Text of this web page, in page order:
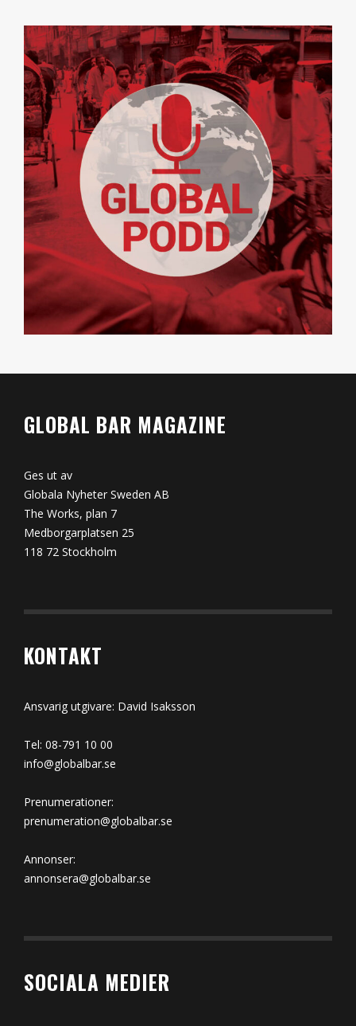
GLOBAL BAR MAGAZINE
Ges ut av
Globala Nyheter Sweden AB
The Works, plan 7
Medborgarplatsen 25
118 72 Stockholm
KONTAKT
Ansvarig utgivare: David Isaksson
Tel: 08-791 10 00
info@globalbar.se
Prenumerationer:
prenumeration@globalbar.se
Annonser:
annonsera@globalbar.se
SOCIALA MEDIER